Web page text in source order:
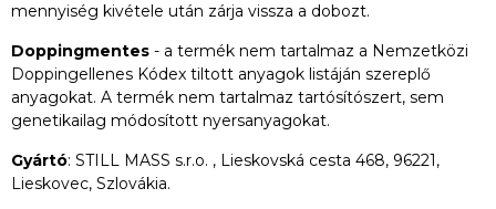
mennyiség kivétele után zárja vissza a dobozt.
Doppingmentes - a termék nem tartalmaz a Nemzetközi
Doppingellenes Kódex tiltott anyagok listáján szereplő
anyagokat. A termék nem tartalmaz tartósítószert, sem
genetikailag módosított nyersanyagokat.
Gyártó: STILL MASS s.r.o. , Lieskovská cesta 468, 96221,
Lieskovec, Szlovákia.